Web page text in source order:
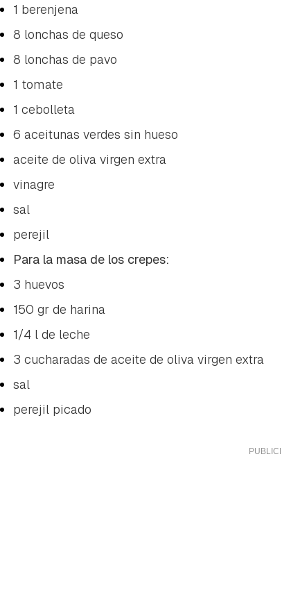
1 berenjena
8 lonchas de queso
8 lonchas de pavo
1 tomate
1 cebolleta
6 aceitunas verdes sin hueso
aceite de oliva virgen extra
vinagre
sal
perejil
Para la masa de los crepes:
3 huevos
150 gr de harina
1/4 l de leche
3 cucharadas de aceite de oliva virgen extra
sal
perejil picado